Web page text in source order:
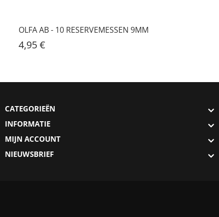
OLFA AB - 10 RESERVEMESSEN 9MM
4,95 €
CATEGORIEËN
INFORMATIE
MIJN ACCOUNT
NIEUWSBRIEF